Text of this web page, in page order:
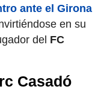
ante el Girona
en su
del FC
Casadó